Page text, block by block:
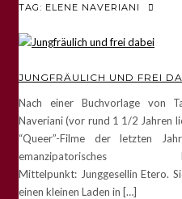
TAG: ELENE NAVERIANI
JUNGFRÄULICH UND FREI
Nach einer Buchvorlage von
Naveriani (vor rund 1 1/2 Jahren
“Queer”-Filme der letzten
emanzipatorisches
Mittelpunkt: Junggesellin Etero.
einen kleinen Laden in […]